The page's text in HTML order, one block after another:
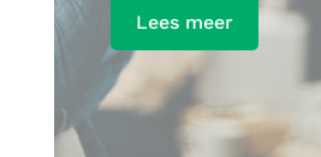
Lees meer